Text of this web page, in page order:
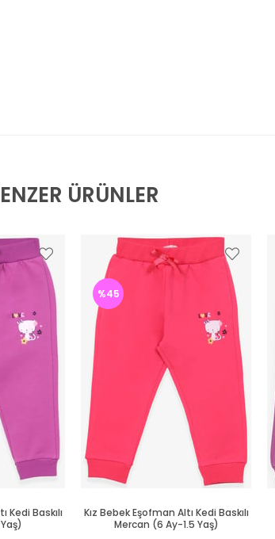
ÜRÜNLER
Kedi Baskılı
Kız Bebek Eşofman Altı Kedi Baskılı
Mercan (6 Ay-1.5 Yaş)
%45